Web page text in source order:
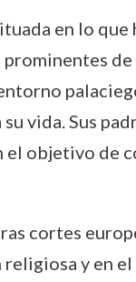
en lo que
vida. Sus
objetivo de
cortes
y en